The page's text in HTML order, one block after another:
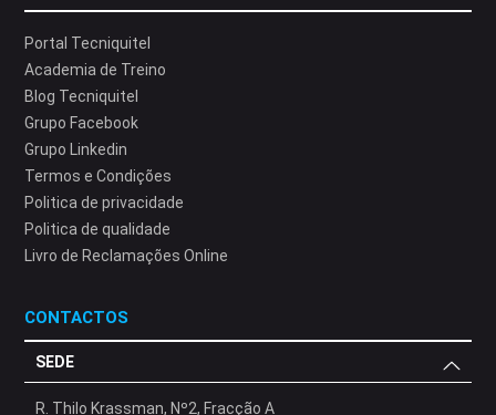
Portal Tecniquitel
Academia de Treino
Blog Tecniquitel
Grupo Facebook
Grupo Linkedin
Termos e Condições
Politica de privacidade
Politica de qualidade
Livro de Reclamações Online
CONTACTOS
SEDE
R. Thilo Krassman, Nº2, Fracção A